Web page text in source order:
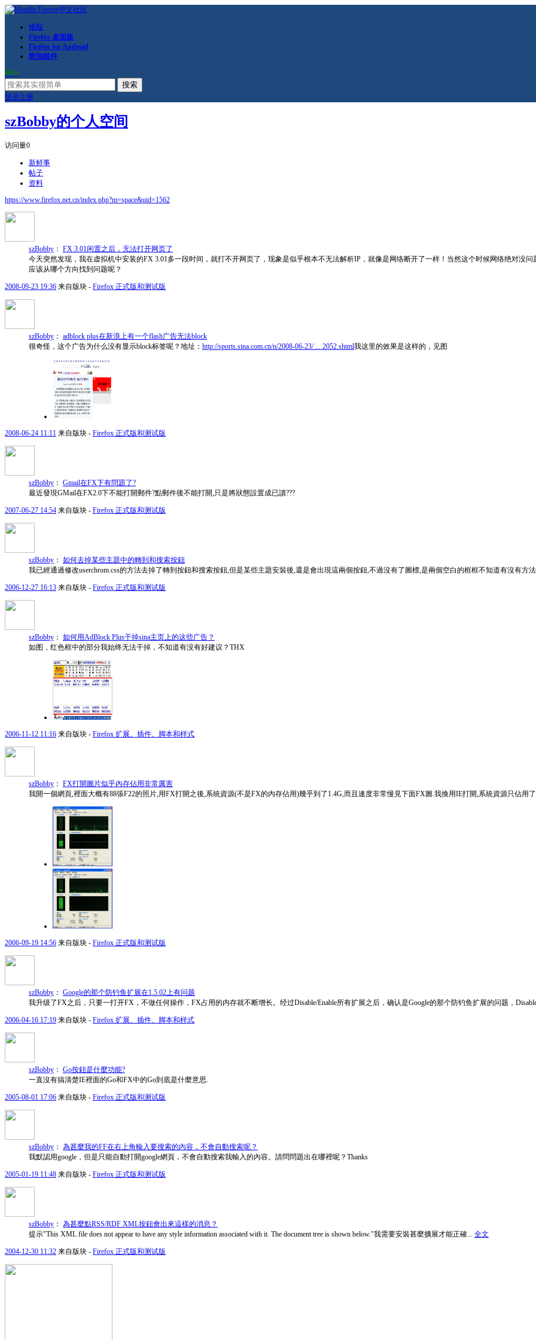
论坛
Firefox 桌面版
Firefox for Android
附加组件
RSS
搜索
登录注册
szBobby的个人空间
访问量0
新鲜事
帖子
资料
https://www.firefox.net.cn/index.php?m=space&uid=1562
szBobby ： FX 3.01闲置之后，无法打开网页了
今天突然发现，我在虚拟机中安装的FX 3.01多一段时间，就打不开网页了，现象是似乎根本不无法解析IP，就像是网络断开了一样！当然这个时候网络绝对没
应该从哪个方向找到问题呢？
2008-09-23 19:36 来自版块 - Firefox 正式版和测试版
szBobby ： adblock plus在新浪上有一个flash广告无法block
很奇怪，这个广告为什么没有显示block标签呢？地址： http://sports.sina.com.cn/n/2008-06-23/ ... 2052.shtml我这里的效果是这样的，见图
2008-06-24 11:11 来自版块 - Firefox 正式版和测试版
szBobby ： Gmail在FX下有問題了?
最近發現GMail在FX2.0下不能打開郵件?點郵件後不能打開,只是將狀態設置成已讀???
2007-06-27 14:54 来自版块 - Firefox 正式版和测试版
szBobby ： 如何去掉某些主題中的轉到和搜索按鈕
我已經通過修改userchrom.css的方法去掉了轉到按鈕和搜索按鈕,但是某些主題安裝後,還是會出現這兩個按鈕,不過沒有了圖標,是兩個空白的框框不知道有沒有方
2006-12-27 16:13 来自版块 - Firefox 正式版和测试版
szBobby ： 如何用AdBlock Plus干掉sina主页上的这些广告？
如图，红色框中的部分我始终无法干掉，不知道有没有好建议？THX
2006-11-12 11:16 来自版块 - Firefox 扩展、插件、脚本和样式
szBobby ： FX打開圖片似乎內存佔用非常厲害
我開一個網頁,裡面大概有88張F22的照片,用FX打開之後,系統資源(不是FX的內存佔用)幾乎到了1.4G,而且速度非常慢見下面FX圖.我換用IE打開,系統資源只佔用
2006-09-19 14:56 来自版块 - Firefox 正式版和测试版
szBobby ： Google的那个防钓鱼扩展在1.5.02上有问题
我升级了FX之后，只要一打开FX，不做任何操作，FX占用的内存就不断增长。经过Disable/Enable所有扩展之后，确认是Google的那个防钓鱼扩展的问题，
2006-04-16 17:19 来自版块 - Firefox 扩展、插件、脚本和样式
szBobby ： Go按鈕是什麼功能?
一直沒有搞清楚IE裡面的Go和FX中的Go到底是什麼意思.
2005-08-01 17:06 来自版块 - Firefox 正式版和测试版
szBobby ： 為甚麼我的FF在右上角輸入要搜索的內容，不會自動搜索呢？
我默認用google，但是只能自動打開google網頁，不會自動搜索我輸入的內容。請問問題出在哪裡呢？Thanks
2005-01-19 11:48 来自版块 - Firefox 正式版和测试版
szBobby ： 為甚麼點RSS/RDF XML按鈕會出來這樣的消息？
提示"This XML file does not appear to have any style information associated with it. The document tree is shown below."我需要安裝甚麼擴展才能正確... 全文
2004-12-30 11:32 来自版块 - Firefox 正式版和测试版